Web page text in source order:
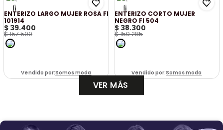
ENTERIZO LARGO MUJER ROSA FI
101914
$ 39.400
$157.500
Vendido por:Somos moda
ENTERIZO CORTO MUJER
NEGRO FI 504
$ 38.300
$159.285
Vendido por:Somos moda